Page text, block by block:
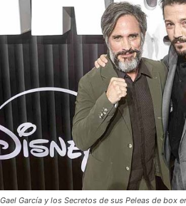
Gael García y los Secretos de sus Peleas de box